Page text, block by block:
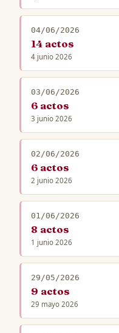
04/06/2026
14 actos
4 junio 2026
03/06/2026
6 actos
3 junio 2026
02/06/2026
6 actos
2 junio 2026
01/06/2026
8 actos
1 junio 2026
29/05/2026
9 actos
29 mayo 2026